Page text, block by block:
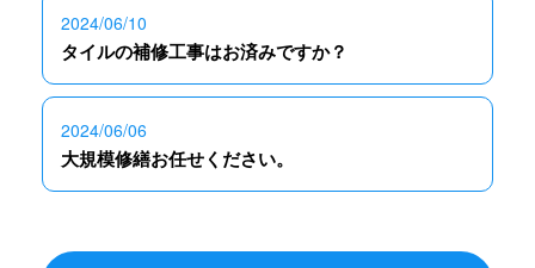
2024/06/10
タイルの補修工事はお済みですか？
2024/06/06
大規模修繕お任せください。